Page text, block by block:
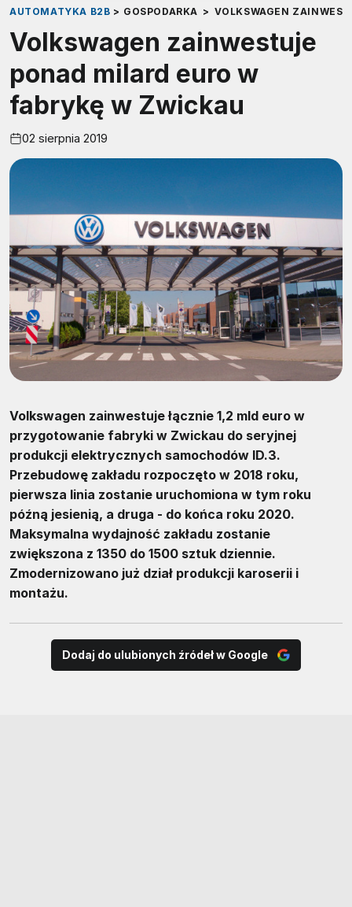
AUTOMATYKA B2B > GOSPODARKA > VOLKSWAGEN
Volkswagen zainwestuje
ponad milard euro w
fabrykę w Zwickau
02 sierpnia 2019
Volkswagen zainwestuje łącznie 1,2 mld euro w
przygotowanie fabryki w Zwickau do seryjnej
produkcji elektrycznych samochodów ID.3.
Przebudowę zakładu rozpoczęto w 2018 roku,
pierwsza linia zostanie uruchomiona w tym roku
późną jesienią, a druga - do końca roku 2020.
Maksymalna wydajność zakładu zostanie
zwiększona z 1350 do 1500 sztuk dziennie.
Zmodernizowano już dział produkcji karoserii i
montażu.
Dodaj do ulubionych źródeł w Google